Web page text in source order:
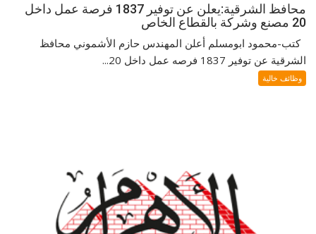
محافظ الشرقية:يعلن عن توفير 1837 فرصة عمل داخل
20 مصنع وشركة بالقطاع الخاص
كتب-محمود ابومسلم أعلن المهندس حازم الأشموني محافظ
الشرقية عن توفير 1837 فرصه عمل داخل 20...
وظائف خالية